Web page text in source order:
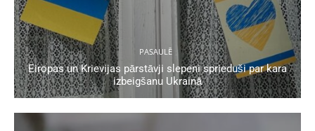
PASAULĒ
Eiropas un Krievijas pārstāvji slepeni sprieduši par kara
izbeigšanu Ukrainā